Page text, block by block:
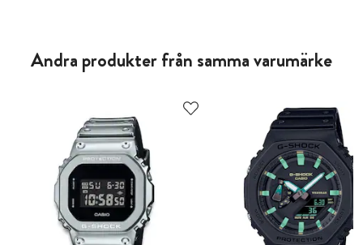
Andra produkter från samma varumärke